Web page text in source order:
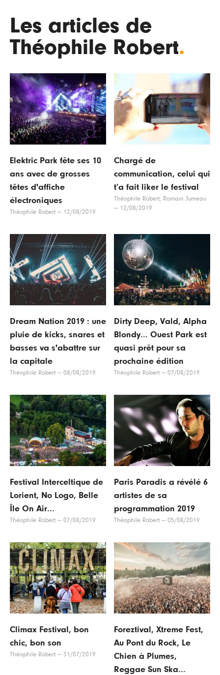
Les articles de
Théophile Robert.
Elektric Park fête ses 10
ans avec de grosses
têtes d'affiche
électroniques
Théophile Robert — 12/08/2019
Chargé de
communication, celui qui
t’a fait liker le festival
Théophile Robert, Romain Jumeau
— 12/08/2019
Dream Nation 2019 : une
pluie de kicks, snares et
basses va s'abattre sur
la capitale
Théophile Robert — 08/08/2019
Dirty Deep, Vald, Alpha
Blondy... Ouest Park est
quasi prêt pour sa
prochaine édition
Théophile Robert — 07/08/2019
Festival Interceltique de
Lorient, No Logo, Belle
Île On Air...
Théophile Robert — 07/08/2019
Paris Paradis a révélé 6
artistes de sa
programmation 2019
Théophile Robert — 05/08/2019
Climax Festival, bon
chic, bon son
Théophile Robert — 31/07/2019
Foreztival, Xtreme Fest,
Au Pont du Rock, Le
Chien à Plumes,
Reggae Sun Ska...